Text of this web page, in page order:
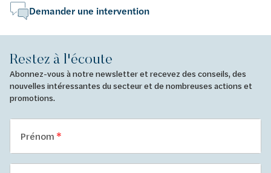
Demander une intervention
Restez à l'écoute
Abonnez-vous à notre newsletter et recevez des conseils, des
nouvelles intéressantes du secteur et de nombreuses actions et
promotions.
Prénom